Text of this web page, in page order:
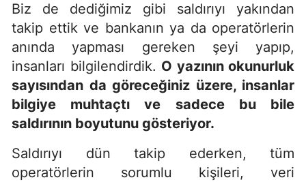
Biz de dediğimiz gibi saldırıyı yakından
takip ettik ve bankanın ya da operatörlerin
anında yapması gereken şeyi yapıp,
insanları bilgilendirdik. O yazının okunurluk
sayısından da göreceğiniz üzere, insanlar
bilgiye muhtaçtı ve sadece bu bile
saldırının boyutunu gösteriyor.
Saldırıyı dün takip ederken, tüm
operatörlerin sorumlu kişileri, veri